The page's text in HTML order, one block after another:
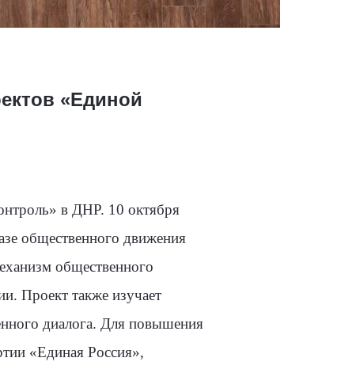
«Единой
в ДНР. 10 октября
общественного движения
общественного
Проект также изучает
диалога. Для повышения
«Единая Россия»,